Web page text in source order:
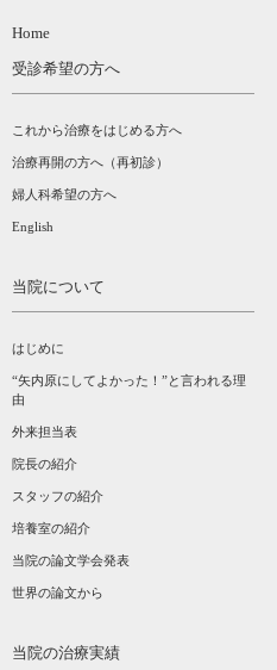
Home
受診希望の方へ
これから治療をはじめる方へ
治療再開の方へ（再初診）
婦人科希望の方へ
English
当院について
はじめに
“矢内原にしてよかった！”と言われる理
由
外来担当表
院長の紹介
スタッフの紹介
培養室の紹介
当院の論文学会発表
世界の論文から
当院の治療実績